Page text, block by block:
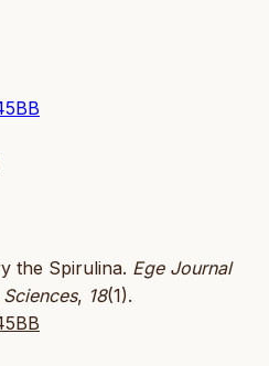
the Spirulina. Ege Journal
, 18(1).